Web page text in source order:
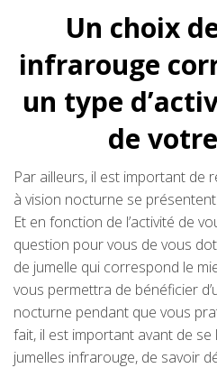
Un choix
infrarouge
un type
de
Par ailleurs, il est important de
à vision nocturne se
Et en fonction de l’activité de
question pour vous de vous
de jumelle qui correspond le
vous permettra de bénéficier
nocturne pendant que vous
fait, il est important avant de
jumelles infrarouge, de savoir